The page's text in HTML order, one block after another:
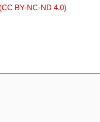
BY-NC-ND 4.0)